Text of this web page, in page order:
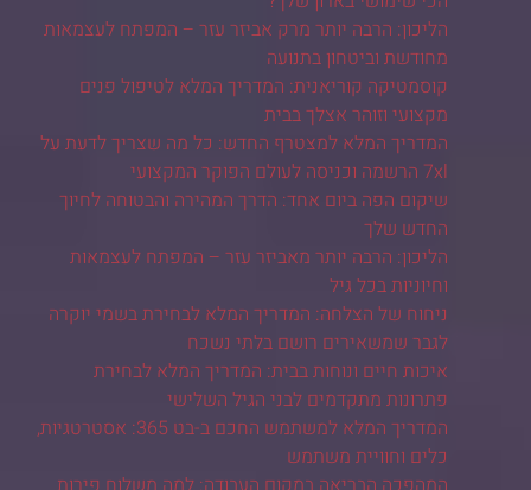
הליכון: הרבה יותר מרק אביזר עזר – המפתח לעצמאות
מחודשת וביטחון בתנועה
קוסמטיקה קוריאנית: המדריך המלא לטיפול פנים
מקצועי וזוהר אצלך בבית
המדריך המלא למצטרף החדש: כל מה שצריך לדעת על
7xl הרשמה וכניסה לעולם הפוקר המקצועי
שיקום הפה ביום אחד: הדרך המהירה והבטוחה לחיוך
החדש שלך
הליכון: הרבה יותר מאביזר עזר – המפתח לעצמאות
וחיוניות בכל גיל
ניחוח של הצלחה: המדריך המלא לבחירת בשמי יוקרה
לגבר שמשאירים רושם בלתי נשכח
איכות חיים ונוחות בבית: המדריך המלא לבחירת
פתרונות מתקדמים לבני הגיל השלישי
המדריך המלא למשתמש החכם ב-בט 365: אסטרטגיות,
כלים וחוויית משתמש